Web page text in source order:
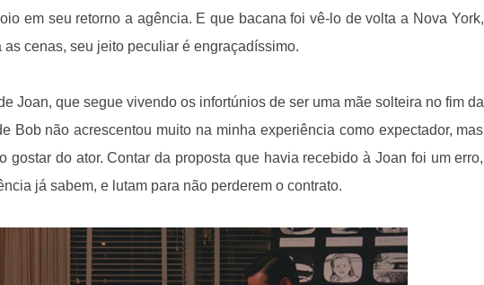
em seu retorno a agência. E que bacana foi vê-lo de volta a Nova York,
cenas, seu jeito peculiar é engraçadíssimo.
Joan, que segue vivendo os infortúnios de ser uma mãe solteira no fim da
Bob não acrescentou muito na minha experiência como expectador, mas
gostar do ator. Contar da proposta que havia recebido à Joan foi um erro,
já sabem, e lutam para não perderem o contrato.